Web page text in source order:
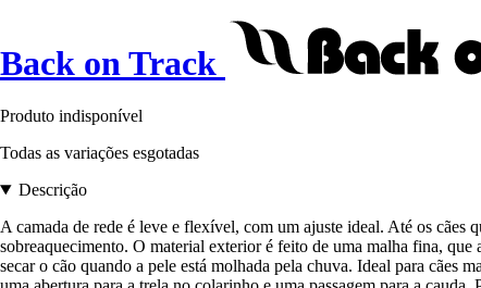
Back on Track
Produto indisponível
Todas as variações esgotadas
Descrição
A camada de rede é leve e flexível, com um ajuste ideal. Até os cães
sobreaquecimento. O material exterior é feito de uma malha fina,
secar o cão quando a pele está molhada pela chuva. Ideal para cães